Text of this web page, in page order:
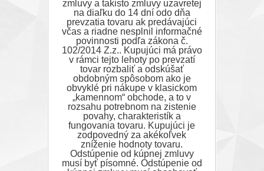
zmluvy a takisto zmluvy uzavretej
na diaľku do 14 dní odo dňa
prevzatia tovaru ak predávajúci
včas a riadne nesplnil informačné
povinnosti podľa zákona č.
102/2014 Z.z.. Kupujúci má právo
v rámci tejto lehoty po prevzatí
tovar rozbaliť a odskúšať
obdobným spôsobom ako je
obvyklé pri nákupe v klasickom
„kamennom“ obchode, a to v
rozsahu potrebnom na zistenie
povahy, charakteristík a
fungovania tovaru. Kupujúci je
zodpovedný za akékoľvek
zníženie hodnoty tovaru.
Odstúpenie od kúpnej zmluvy
musí byť písomné. Odstúpenie od